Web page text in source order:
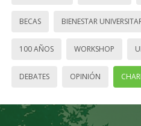
BECAS BIENESTAR
100 AÑOS WORKSHOP
DEBATES OPINIÓN